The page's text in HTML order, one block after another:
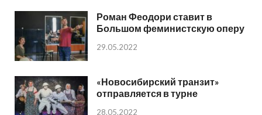
Роман Феодори ставит в
Большом феминистскую оперу
29.05.2022
«Новосибирский транзит»
отправляется в турне
28.05.2022